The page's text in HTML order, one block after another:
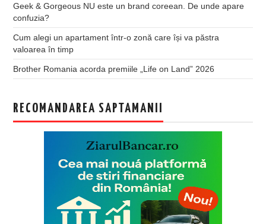
Geek & Gorgeous NU este un brand coreean. De unde apare
confuzia?
Cum alegi un apartament într-o zonă care își va păstra
valoarea în timp
Brother Romania acorda premiile „Life on Land” 2026
RECOMANDAREA SAPTAMANII